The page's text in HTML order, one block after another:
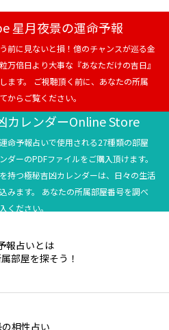
星月夜景の運命予報
前に見ないと損！億のチャンスが巡る金
万倍日より大事な『あなただけの吉日』
ます。 ご視聴頂く前に、あなたの所属
からご覧ください。
カレンダーOnline Store
命予報占いで使用される27種類の部屋
ダーのPDFファイルをご購入頂けます。
持つ極秘吉凶カレンダーは、日々の生活
みます。 あなたの所属部屋番号を調べ
ください。
報占いとは
部屋を探そう！
相性占い